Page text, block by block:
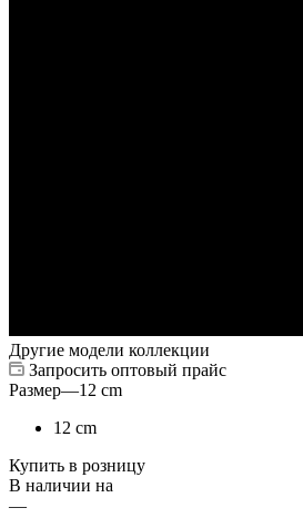
Другие модели коллекции
Запросить оптовый прайс
Размер—12 cm
12 cm
Купить в розницу
В наличии на
—